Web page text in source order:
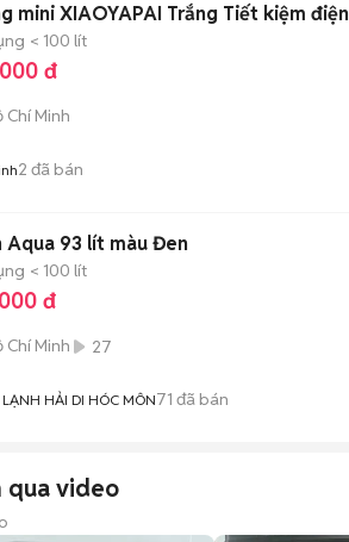
mini XIAOYAPAI Trắng Tiết kiệm điện
< 100 lít
đ
Chí Minh
2 đã bán
Aqua 93 lít màu Đen
< 100 lít
đ
Chí Minh 27
HẢI DI HÓC MÔN71 đã bán
qua video